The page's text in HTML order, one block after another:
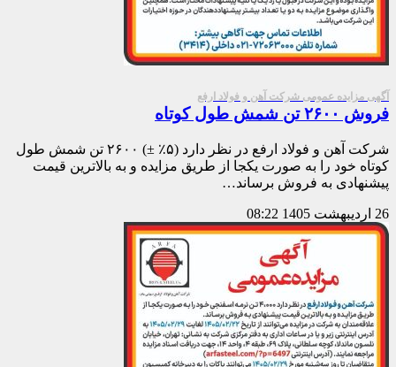
آگهی مزایده عمومی شرکت آهن و فولاد ارفع
فروش ۲۶۰۰ تن شمش طول کوتاه
شرکت آهن و فولاد ارفع در نظر دارد (۵٪ ±) ۲۶۰۰ تن شمش طول
کوتاه خود را به صورت یکجا از طریق مزایده و به بالاترین قیمت
پیشنهادی به فروش برساند…
26 اردیبهشت 1405 08:22